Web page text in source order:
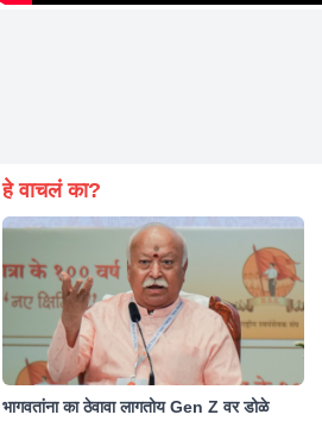
हे वाचलं का?
भागवतांना का ठेवावा लागतोय Gen Z वर डोळे